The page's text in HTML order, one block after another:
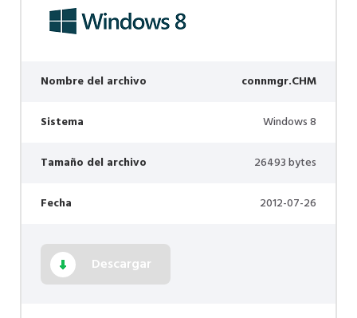
Nombre del archivo connmgr.CHM
Sistema Windows 8
Tamaño del archivo 26493 bytes
Fecha 2012-07-26
Descargar